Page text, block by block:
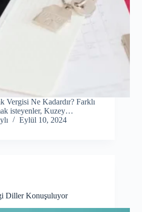
Vergisi Ne Kadardır? Farklı
isteyenler, Kuzey…
Eylül 10, 2024
Diller Konuşuluyor